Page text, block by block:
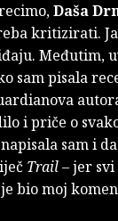
Daša
kritizirati.
Međutim,
sam pisala
i priče o
sam i
Trail– jer
je bio moj